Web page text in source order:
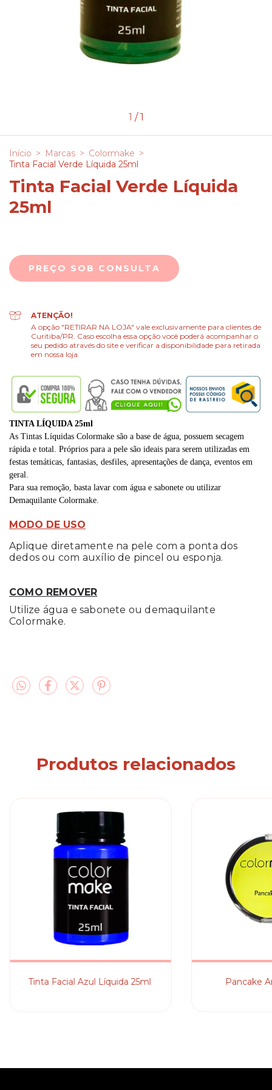
1 /1
Início > Marcas > Colormake >
Tinta Facial Verde Líquida 25ml
Tinta Facial Verde Líquida
25ml
ATENÇÃO!
A opção "RETIRAR NA LOJA" vale exclusivamente para clientes de
Curitiba/PR. Caso escolha essa opção você poderá acompanhar o
seu pedido através do site e verificar a disponibilidade para retirada
em nossa loja.
TINTA LÍQUIDA 25ml
As Tintas Líquidas Colormake são a base de água, possuem secagem
rápida e total. Próprios para a pele são ideais para serem utilizadas em
festas temáticas, fantasias, desfiles, apresentações de dança, eventos em
geral.
Para sua remoção, basta lavar com água e sabonete ou utilizar
Demaquilante Colormake.
MODO DE USO
Aplique diretamente na pele com a ponta dos
dedos ou com auxílio de pincel ou esponja.
COMO REMOVER
Utilize água e sabonete ou demaquilante
Colormake.
Produtos relacionados
Tinta Facial Azul Líquida 25ml Pancake